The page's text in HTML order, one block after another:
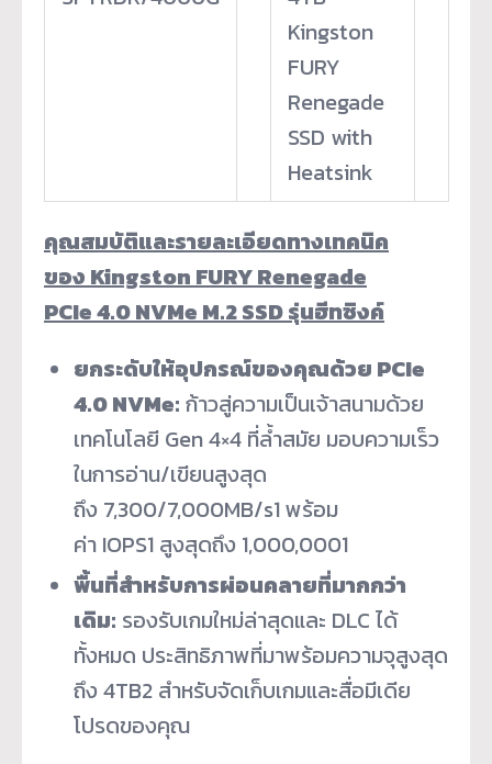
Kingston
FURY
Renegade
SSD with
Heatsink
คุณสมบัติและรายละเอียดทางเทคนิค
ของ Kingston FURY Renegade
PCIe 4.0 NVMe M.2 SSD รุ่นฮีทซิงค์
ยกระดับให้อุปกรณ์ของคุณด้วย PCIe
4.0 NVMe: ก้าวสู่ความเป็นเจ้าสนามด้วย
เทคโนโลยี Gen 4×4 ที่ล้ำสมัย มอบความเร็ว
ในการอ่าน/เขียนสูงสุด
ถึง 7,300/7,000MB/s1พร้อม
ค่า IOPS1 สูงสุดถึง 1,000,0001
พื้นที่สำหรับการผ่อนคลายที่มากกว่า
เดิม: รองรับเกมใหม่ล่าสุดและ DLC ได้
ทั้งหมด ประสิทธิภาพที่มาพร้อมความจุสูงสุด
ถึง 4TB2สำหรับจัดเก็บเกมและสื่อมีเดีย
โปรดของคุณ